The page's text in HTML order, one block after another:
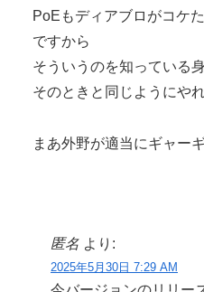
PoEもディアブロがコケ
ですから
そういうのを知っている
そのときと同じようにや
まあ外野が適当にギャー
匿名 より:
2025年5月30日 7:29 AM